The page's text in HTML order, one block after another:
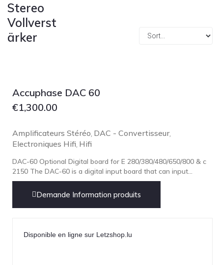
ESTELON
eversolo
Grimm Audio
Harbeth
HIFIMAN
HMS
ifi audio
Innuos
JBL
JVC
Stereo
Vollverst
ärker
Accuphase DAC 60
€1,300.00
Amplificateurs Stéréo DAC - Convertisseur,
Electroniques Hifi Hifi
DAC-60 Optional Digital board for E 280/380/480/650/800 & c
2150 The DAC-60 is a digital input board that can input...
Demande Information produits
Disponible en ligne sur Letzshop.lu